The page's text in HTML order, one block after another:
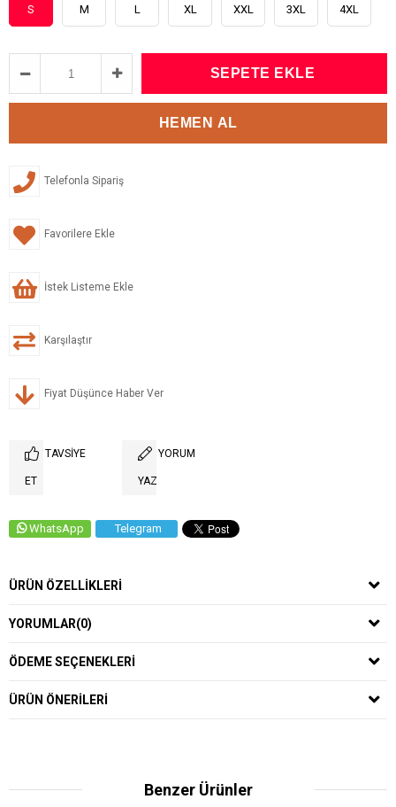
S M L XL XXL 3XL 4XL
Telefonla Sipariş
Favorilere Ekle
İstek Listeme Ekle
Karşılaştır
Fiyat Düşünce Haber Ver
TAVSIYE
ET
YORUM
YAZ
WhatsApp Telegram
ÜRÜN ÖZELLIKLERI
YORUMLAR(0)
ÖDEME SEÇENEKLERI
ÜRÜN ÖNERILERI
Benzer Ürünler